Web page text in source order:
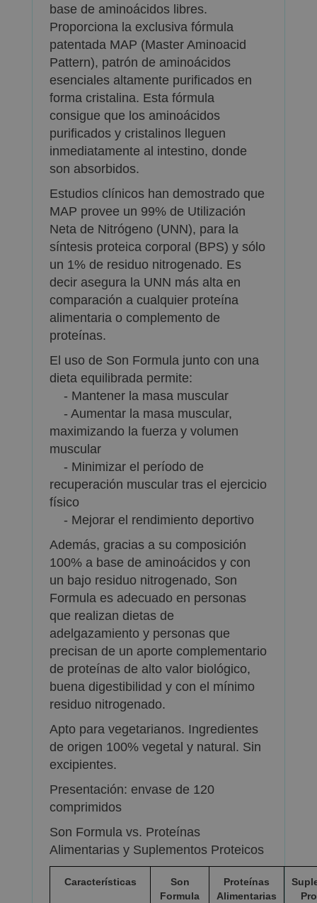
base de aminoácidos libres.
Proporciona la exclusiva fórmula
patentada MAP (Master Aminoacid
Pattern), patrón de aminoácidos
esenciales altamente purificados en
forma cristalina. Esta fórmula
consigue que los aminoácidos
purificados y cristalinos lleguen
inmediatamente al intestino, donde
son absorbidos.
Estudios clínicos han demostrado que
MAP provee un 99% de Utilización
Neta de Nitrógeno (UNN), para la
síntesis proteica corporal (BPS) y sólo
un 1% de residuo nitrogenado. Es
decir asegura la UNN más alta en
comparación a cualquier proteína
alimentaria o complemento de
proteínas.
El uso de Son Formula junto con una
dieta equilibrada permite:
- Mantener la masa muscular
- Aumentar la masa muscular,
maximizando la fuerza y volumen
muscular
- Minimizar el período de
recuperación muscular tras el ejercicio
físico
- Mejorar el rendimiento deportivo
Además, gracias a su composición
100% a base de aminoácidos y con
un bajo residuo nitrogenado, Son
Formula es adecuado en personas
que realizan dietas de
adelgazamiento y personas que
precisan de un aporte complementario
de proteínas de alto valor biológico,
buena digestibilidad y con el mínimo
residuo nitrogenado.
Apto para vegetarianos. Ingredientes
de origen 100% vegetal y natural. Sin
excipientes.
Presentación: envase de 120
comprimidos
Son Formula vs. Proteínas
Alimentarias y Suplementos Proteicos
Características
Son
Formula
Proteínas
Alimentarias